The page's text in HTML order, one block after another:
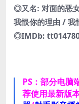
◎又名: 对面的恶
我恨你的理由 / 我
◎IMDb:
PS：部分电脑
荐使用最新版